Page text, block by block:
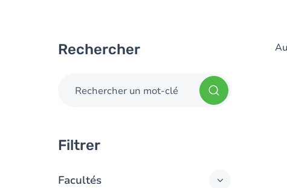
Rechercher
Rechercher un mot-clé
Filtrer
Facultés